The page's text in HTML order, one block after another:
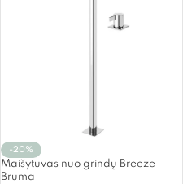
-20%
Maišytuvas nuo grindų Breeze
Bruma